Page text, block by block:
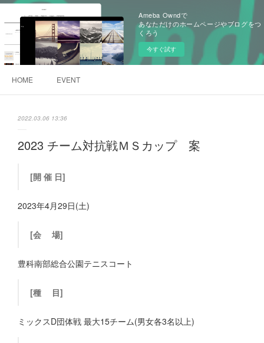
Ameba Owndで
あなただけのホームページやブログをつ
くろう
今すぐ試す
HOME EVENT
2022.03.06 13:36
2023 チーム対抗戦ＭＳカップ 案
[開 催 日]
2023年4月29日(土)
[会 場]
豊科南部総合公園テニスコート
[種 目]
ミックスD団体戦 最大15チーム(男女各3名以上)